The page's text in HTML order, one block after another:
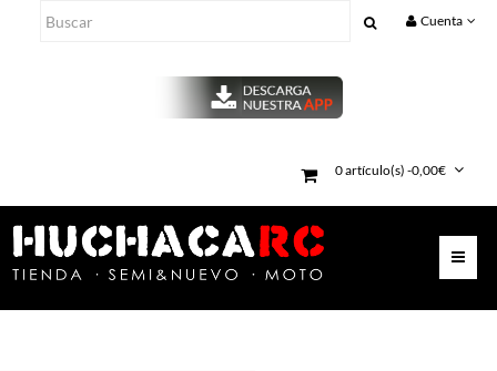
Cuenta
0 artículo(s) -0,00€